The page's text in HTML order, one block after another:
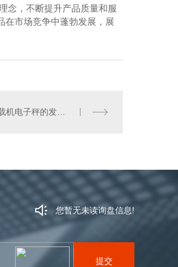
念，不断提升产品质量和服
在市场竞争中蓬勃发展，展
现代化解决方案：四川装载机电子秤的发展趋势
您暂无未读询盘信息!
提交